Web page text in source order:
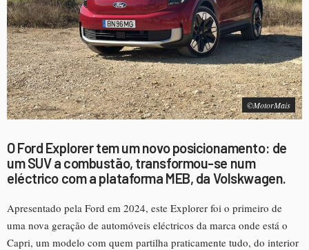
©MotorMais
O Ford Explorer tem um novo posicionamento: de
um SUV a combustão, transformou-se num
eléctrico com a plataforma MEB, da Volskwagen.
Apresentado pela Ford em 2024, este Explorer foi o primeiro de
uma nova geração de automóveis eléctricos da marca onde está o
Capri, um modelo com quem partilha praticamente tudo, do interior